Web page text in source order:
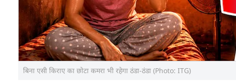
बिना एसी किराए का छोटा कमरा भी रहेगा ठंडा-ठंडा (Photo: ITG)